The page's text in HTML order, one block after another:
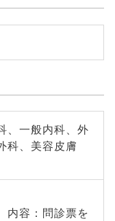
、一般内科、外
科、美容皮膚
内容：問診票を